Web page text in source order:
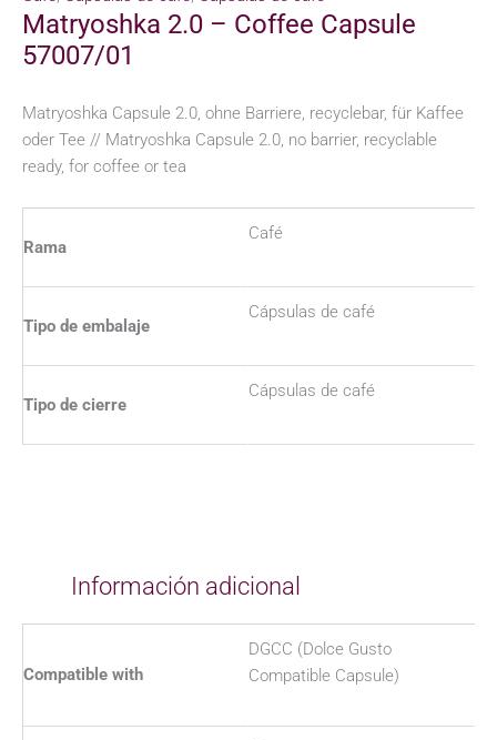
Matryoshka 2.0 – Coffee Capsule
57007/01
Matryoshka Capsule 2.0, ohne Barriere, recyclebar, für Kaffee
oder Tee // Matryoshka Capsule 2.0, no barrier, recyclable
ready, for coffee or tea
Rama
Café
Tipo de embalaje
Cápsulas de café
Tipo de cierre
Cápsulas de café
Información adicional
Compatible with
DGCC (Dolce Gusto
Compatible Capsule)